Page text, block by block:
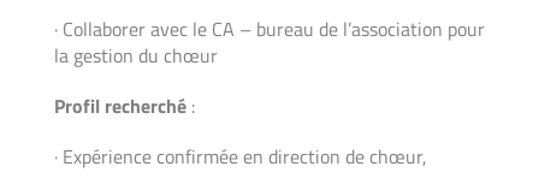
· Collaborer avec le CA – bureau de l’association pour
la gestion du chœur
Profil recherché :
· Expérience confirmée en direction de chœur,